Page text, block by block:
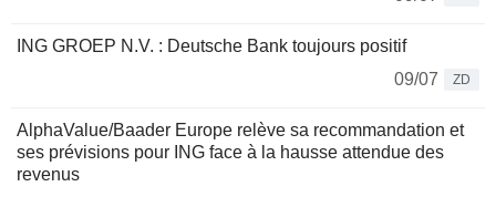
ING GROEP N.V. : Deutsche Bank toujours positif
09/07
ZD
AlphaValue/Baader Europe relève sa recommandation et
ses prévisions pour ING face à la hausse attendue des
revenus